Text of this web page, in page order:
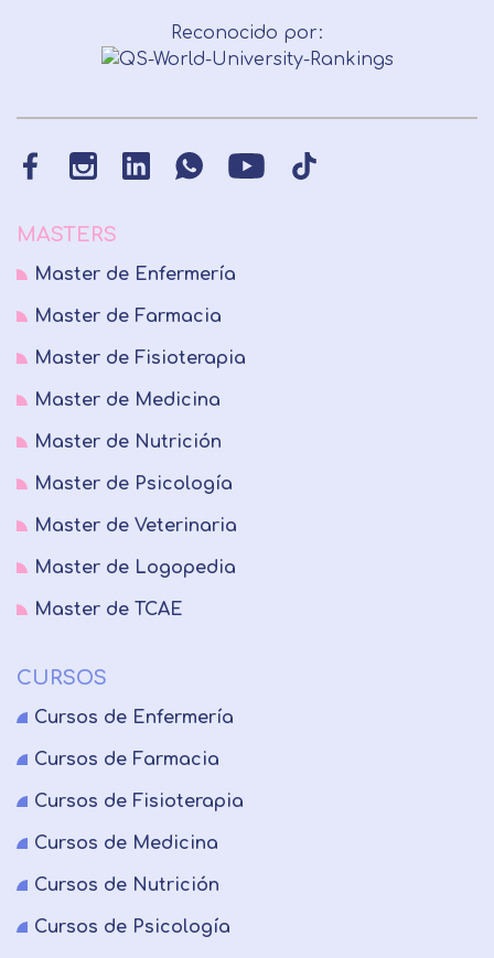
Reconocido por:
MASTERS
Master de Enfermería
Master de Farmacia
Master de Fisioterapia
Master de Medicina
Master de Nutrición
Master de Psicología
Master de Veterinaria
Master de Logopedia
Master de TCAE
CURSOS
Cursos de Enfermería
Cursos de Farmacia
Cursos de Fisioterapia
Cursos de Medicina
Cursos de Nutrición
Cursos de Psicología